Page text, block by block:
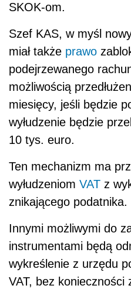
SKOK-om.
Szef KAS, w myśl
miał także prawo
podejrzewanego
możliwością
miesięcy, jeśli będzie
wyłudzenie będzie
10 tys. euro.
Ten mechanizm ma
wyłudzeniom VAT z
znikającego podatnika.
Innymi możliwymi do
instrumentami będą
wykreślenie z urzędu
VAT, bez konieczności